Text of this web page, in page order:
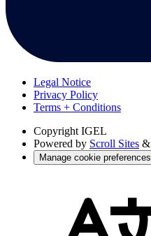
Legal Notice
Privacy Policy
Terms + Conditions
Copyright IGEL
Powered by Scroll Sites &
Manage cookie preferences